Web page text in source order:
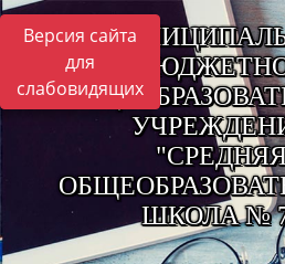
Версия сайта
для
слабовидящих
ШКОЛА №